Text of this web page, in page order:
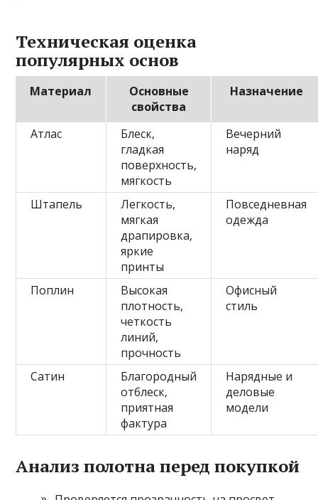
Техническая оценка
популярных основ
Материал
Основные
свойства
Назначение
Атлас
Блеск‚
гладкая
поверхность‚
мягкость
Вечерний
наряд
Штапель
Легкость‚
мягкая
драпировка‚
яркие
принты
Повседневная
одежда
Поплин
Высокая
плотность‚
четкость
линий‚
прочность
Офисный
стиль
Сатин
Благородный
отблеск‚
приятная
фактура
Нарядные и
деловые
модели
Анализ полотна перед покупкой